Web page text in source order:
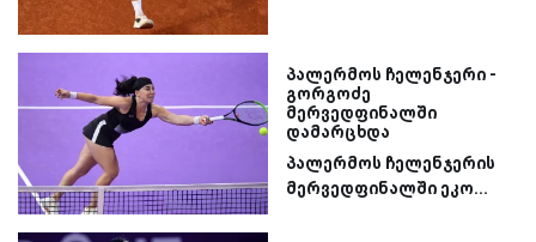
პალერმოს ჩელენჯერი -
გორგოძე
მერვედფინალში
დამარცხდა
პალერმოს ჩელენჯერის
მერვედფინალში ეკო...